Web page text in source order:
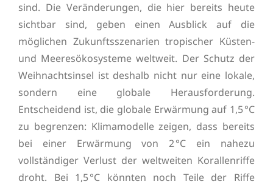
sind. Die Veränderungen, die hier bereits heute
sichtbar sind, geben einen Ausblick auf die
möglichen Zukunftsszenarien tropischer Küsten-
und Meeresökosysteme weltweit. Der Schutz der
Weihnachtsinsel ist deshalb nicht nur eine lokale,
sondern eine globale Herausforderung.
Entscheidend ist, die globale Erwärmung auf 1,5 °C
zu begrenzen: Klimamodelle zeigen, dass bereits
bei einer Erwärmung von 2 °C ein nahezu
vollständiger Verlust der weltweiten Korallenriffe
droht. Bei 1,5 °C könnten noch Teile der Riffe